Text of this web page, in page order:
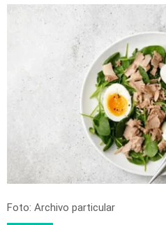
Foto: Archivo particular